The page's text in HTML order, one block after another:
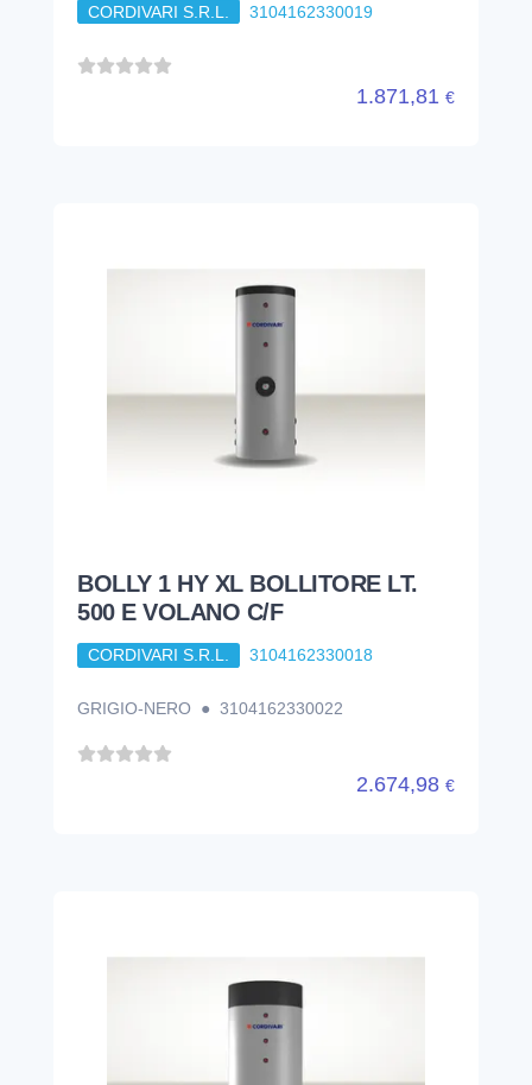
CORDIVARI S.R.L. 3104162330019
1.871,81 €
BOLLY 1 HY XL BOLLITORE LT.
500 E VOLANO C/F
CORDIVARI S.R.L. 3104162330018
GRIGIO-NERO ● 3104162330022
2.674,98 €